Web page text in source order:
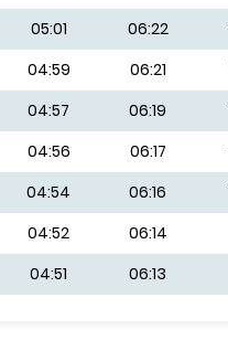
05:01 06:22
04:59 06:21
04:57 06:19
04:56 06:17
04:54 06:16
04:52 06:14
04:51 06:13